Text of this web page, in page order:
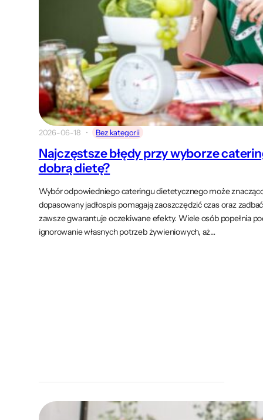
2026-06-18 Bez kategorii
Najczęstsze błędy przy wyborze
dobrą dietę?
Wybór odpowiedniego cateringu dietetycznego może
dopasowany jadłospis pomagają zaoszczędzić czas oraz
zawsze gwarantuje oczekiwane efekty. Wiele osób popełnia
ignorowanie własnych potrzeb żywieniowych, aż…